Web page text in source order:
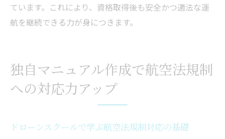
ています。これにより、資格取得後も安全かつ適法な運
航を継続できる力が身につきます。
独自マニュアル作成で航空法規制
への対応力アップ
ドローンスクールで学ぶ航空法規制対応の基礎